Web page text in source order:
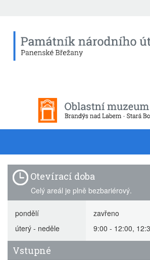
Otevírací doba
Celý areál je plně bezbariérový.
pondělí
zavřeno
úterý - neděle
9:00 - 12:00,
Vstupné